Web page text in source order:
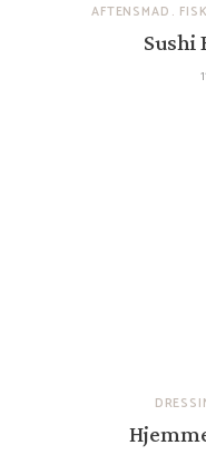
AFTENSMAD
Sushi